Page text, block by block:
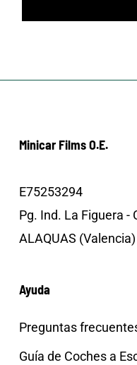
Minicar Films O.E.
E75253294
Pg. Ind. La Figuera -
ALAQUAS (Valencia)
Ayuda
Preguntas
Guía de Coches a